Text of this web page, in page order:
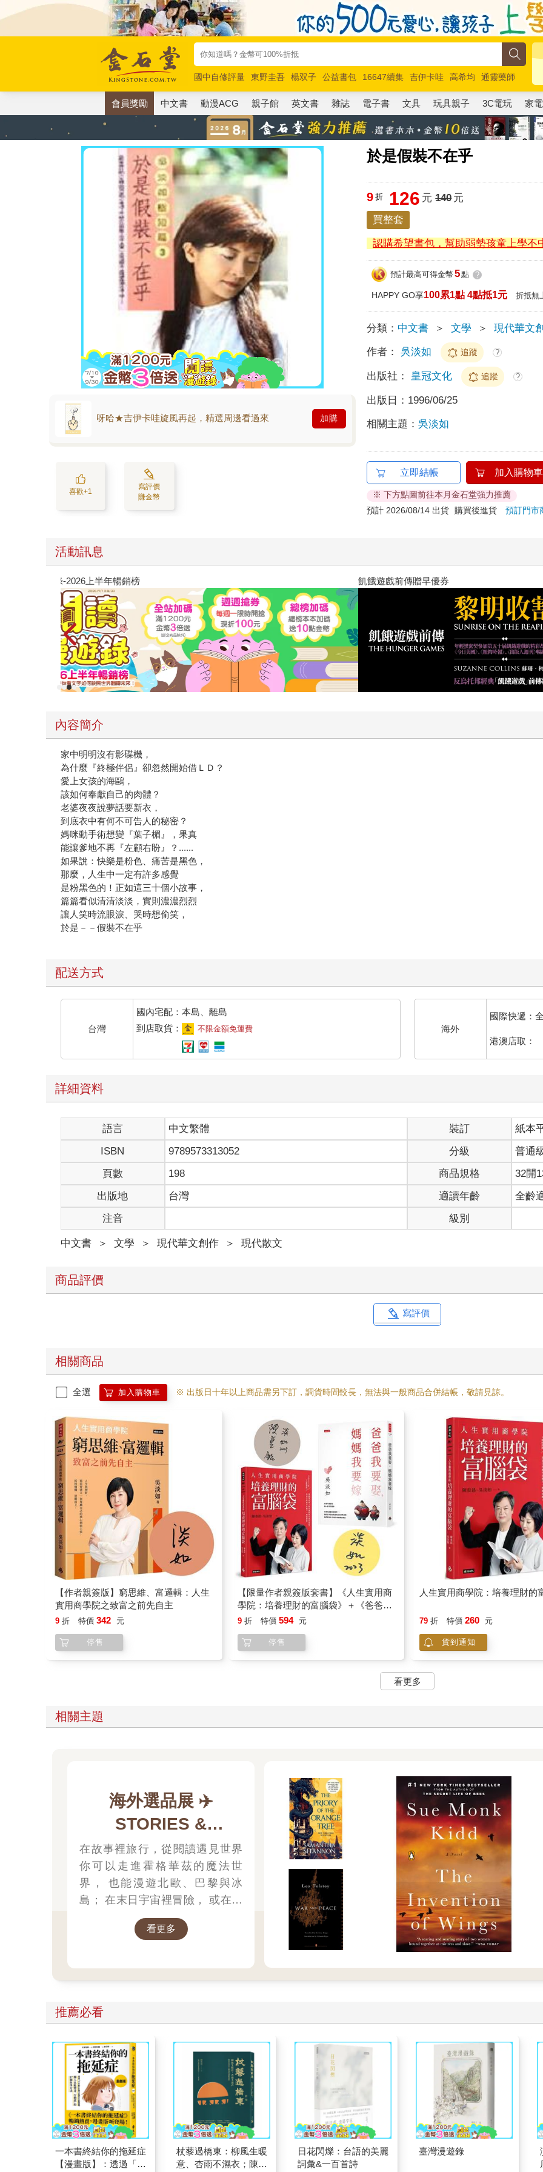
國中自修評量 東野圭吾 楊双子 公益書包 16647續集 吉伊卡哇 高希均
通靈藥師
唯紅花綻放
奧德賽 路邊攤新作 馬斯克 玩具總動員5 超慢跑
會員獎勵 中文書 動漫ACG 親子館 英文書 雜誌 電子書 文具 玩具親子 3C電玩 家電
於是假裝不在乎
呀哈★吉伊卡哇旋風再起，精選周邊看過來 加購
喜歡+1
寫評價
賺金幣
9 折 126 元 140元
買整套
認購希望書包，幫助弱勢孩童上學不
預計最高可得金幣 5點 ?
HAPPY GO享100累1點 4點抵1元 折抵無
分類： 中文書 ＞ 文學 ＞ 現代華文
作者： 吳淡如 追蹤 ?
出版社： 皇冠文化 追蹤 ?
出版日： 1996/06/25
相關主題：吳淡如
立即結帳 加入購物車
※ 下方點圖前往本月金石堂強力推薦
預計 2026/08/14 出貨
購買後進貨預訂門市
活動訊息
教場電影版 十字殺手【艾迪．弗林系列 前傳
內容簡介
家中明明沒有影碟機，
為什麼『終極伴侶』卻忽然開始借ＬＤ？
愛上女孩的海鷗，
該如何奉獻自己的肉體？
老婆夜夜說夢話要新衣，
到底衣中有何不可告人的秘密？
媽咪動手術想變『葉子楣』，果真
能讓爹地不再『左顧右盼』？......
如果說：快樂是粉色、痛苦是黑色，
那麼，人生中一定有許多感覺
是粉黑色的！正如這三十個小故事，
篇篇看似清清淡淡，實則濃濃烈烈
讓人笑時流眼淚、哭時想偷笑，
於是－－假裝不在乎
配送方式
台灣
國內宅配：本島、離島
到店取貨：
不限金額免運費 海外
國際快遞：
港澳店取：
詳細資料
語言 中文繁體 裝訂
紙本
ISBN
9789573313052 分級
普通
頁數
198 商品規格
32開
出版地
台灣 適讀年齡
全齡
注音
級別
中文書 ＞ 文學 ＞ 現代華文創作 ＞ 現代散文
商品評價
寫評價
相關商品
全選 加入購物車 ※ 出版日十年以上商品需另下訂，調貨時間較長，無法與一般商品合併結帳，敬請見諒。
【作者親簽版】窮思維、富邏輯：人生
實用商學院之致富之前先自主
9 折 特價 342 元
停售
【限量作者親簽版套書】《人生實用商
學院：培養理財的富腦袋》＋《爸爸要
再娶，媽媽要再嫁》
9 折 特價 594 元
停售
人生實用商學院：培養理財的
79 折 特價 260 元
貨到通知
看更多
相關主題
海外選品展 ✈️
STORIES &
JOURNEYS
在故事裡旅行，從閱讀遇見世界
你可以走進霍格華茲的魔法世
界， 也能漫遊北歐、巴黎與冰
島； 在末日宇宙裡冒險， 或在某
段溫柔的愛情故事裡停留。 閱
讀，從來不只是閱讀。 而是一場
行。 海外選品展，1折起 限量空
運商品，先搶先贏 週週商品更新
看更多
推薦必看
一本書終結你的拖延症
【漫畫版】：透過「小
杖藜過橋東：柳風生暖
意、杏雨不濕衣；陳亮
日花閃爍：台語的美麗
詞彙&一百首詩
臺灣漫遊錄